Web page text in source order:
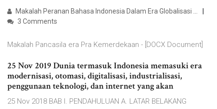
Makalah Peranan Bahasa Indonesia Dalam Era Globalisasi ...
3 Comments
Makalah Pancasila era Pra Kemerdekaan - [DOCX Document]
25 Nov 2019 Dunia termasuk Indonesia memasuki era
modernisasi, otomasi, digitalisasi, industrialisasi,
penggunaan teknologi, dan internet yang akan
25 Nov 2018 BAB I. PENDAHULUAN A. LATAR BELAKANG